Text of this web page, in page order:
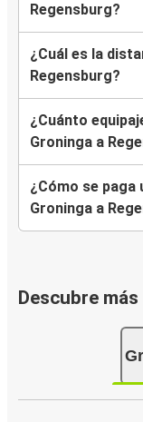
Regensburg?
¿Cuál es la
Regensburg?
¿Cuánto
Groninga a
¿Cómo se paga
Groninga a
Descubre